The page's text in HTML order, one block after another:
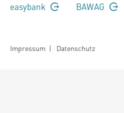
easybank BAWAG
Impressum | Datenschutz